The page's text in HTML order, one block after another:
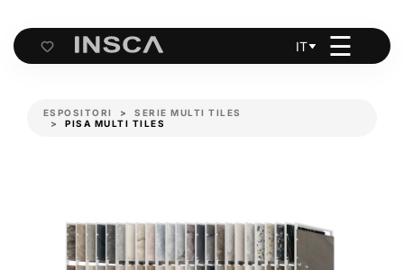
Cart
IT ☰
ESPOSITORI
SERIE MULTI TILES
PISA MULTI TILES